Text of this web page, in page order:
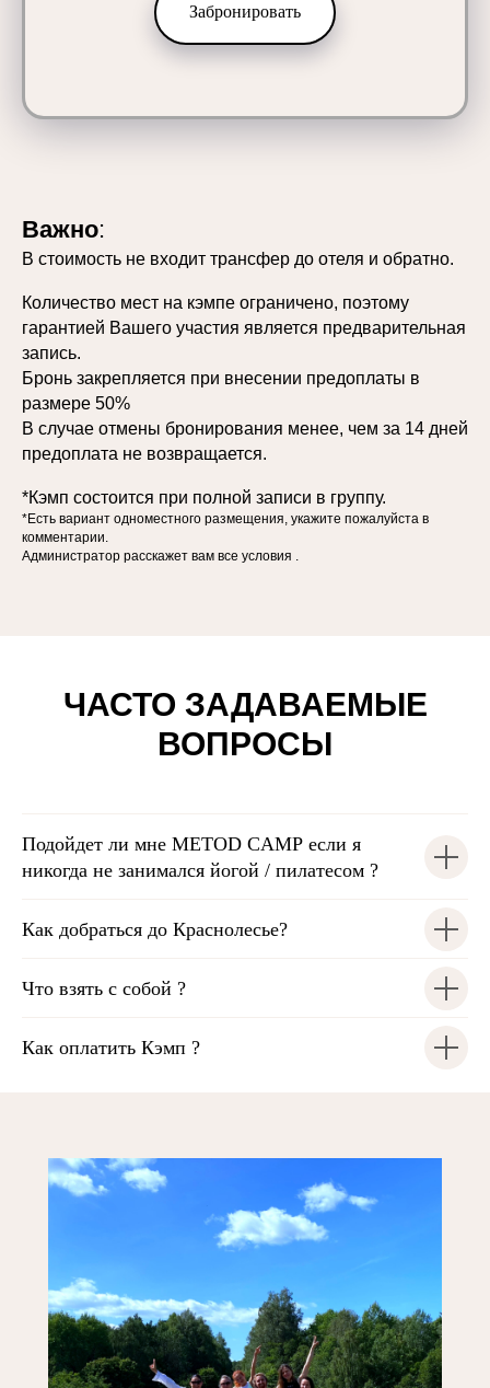
Забронировать
Важно:
В стоимость не входит трансфер до отеля и обратно.
Количество мест на кэмпе ограничено, поэтому
гарантией Вашего участия является предварительная
запись.
Бронь закрепляется при внесении предоплаты в
размере 50%
В случае отмены бронирования менее, чем за 14 дней
предоплата не возвращается.
*Кэмп состоится при полной записи в группу.
*Есть вариант одноместного размещения, укажите пожалуйста в
комментарии.
Администратор расскажет вам все условия .
ЧАСТО ЗАДАВАЕМЫЕ
ВОПРОСЫ
Подойдет ли мне METOD CAMP если я
никогда не занимался йогой / пилатесом ?
Как добраться до Краснолесье?
Что взять с собой ?
Как оплатить Кэмп ?